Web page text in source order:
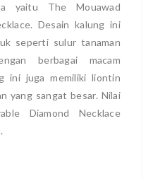
yaitu The Mouawad
Desain kalung ini
seperti sulur tanaman
berbagai macam
ini juga memiliki liontin
yang sangat besar. Nilai
Diamond Necklace